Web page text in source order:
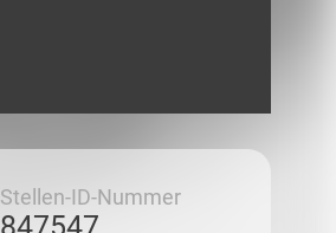
Stellen-ID-Nummer
847547